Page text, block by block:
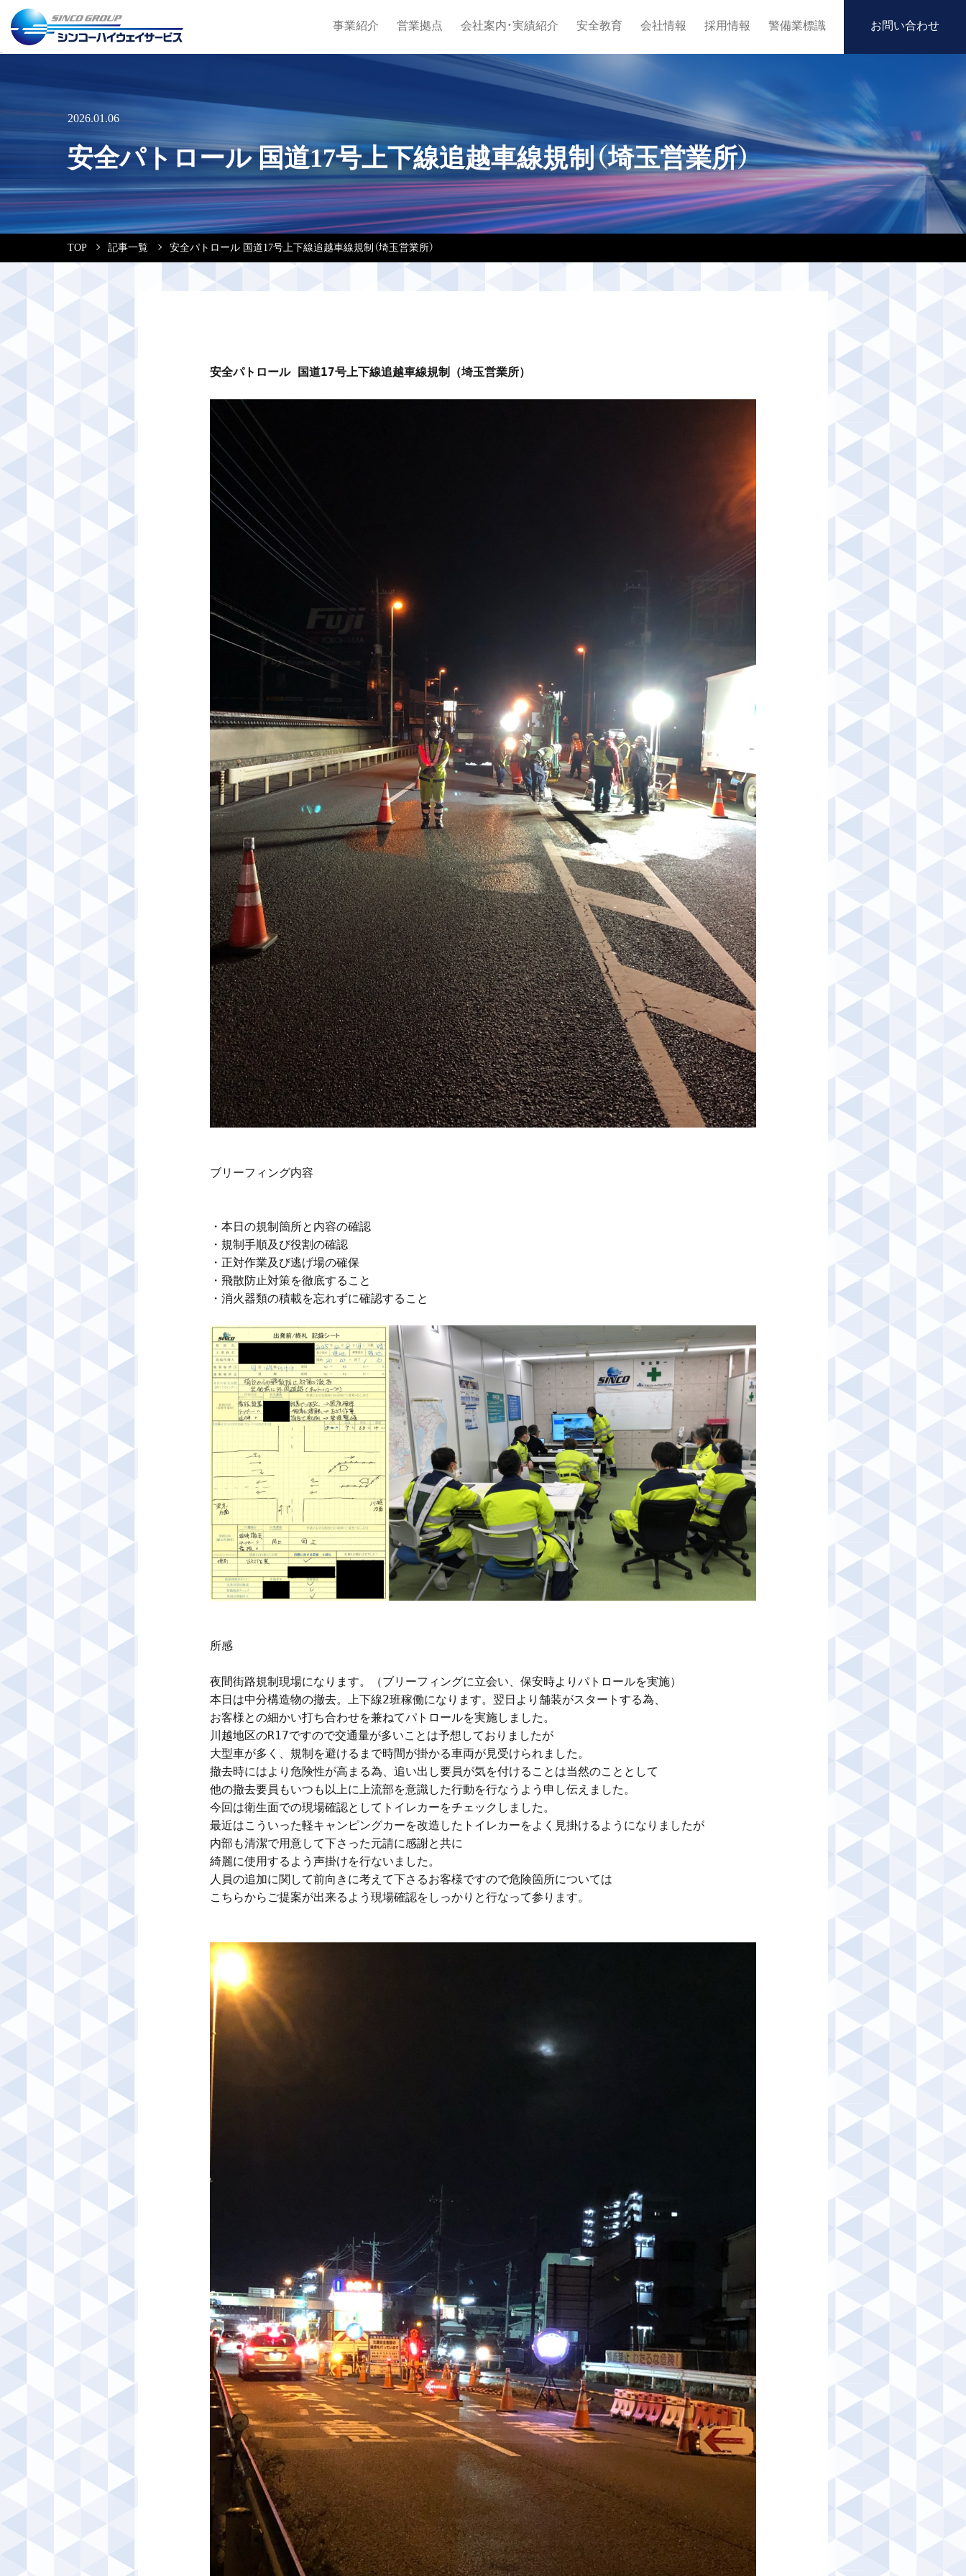
事業紹介 営業拠点 会社案内・実績紹介 安全教育 会社情報 採用情報 警備業標識 お問い合わせ
2026.01.06
安全パトロール 国道17号上下線追越車線規制（埼玉営業所）
TOP 記事一覧 安全パトロール 国道17号上下線追越車線規制（埼玉営業所）
安全パトロール 国道17号上下線追越車線規制（埼玉営業所）
ブリーフィング内容
・本日の規制箇所と内容の確認
・規制手順及び役割の確認
・正対作業及び逃げ場の確保
・飛散防止対策を徹底すること
・消火器類の積載を忘れずに確認すること
所感
夜間街路規制現場になります。（ブリーフィングに立会い、保安時よりパトロールを実施）
本日は中分構造物の撤去。上下線2班稼働になります。翌日より舗装がスタートする為、
お客様との細かい打ち合わせを兼ねてパトロールを実施しました。
川越地区のR17ですので交通量が多いことは予想しておりましたが
大型車が多く、規制を避けるまで時間が掛かる車両が見受けられました。
撤去時にはより危険性が高まる為、追い出し要員が気を付けることは当然のこととして
他の撤去要員もいつも以上に上流部を意識した行動を行なうよう申し伝えました。
今回は衛生面での現場確認としてトイレカーをチェックしました。
最近はこういった軽キャンピングカーを改造したトイレカーをよく見掛けるようになりましたが
内部も清潔で用意して下さった元請に感謝と共に
綺麗に使用するよう声掛けを行ないました。
人員の追加に関して前向きに考えて下さるお客様ですので危険箇所については
こちらからご提案が出来るよう現場確認をしっかりと行なって参ります。